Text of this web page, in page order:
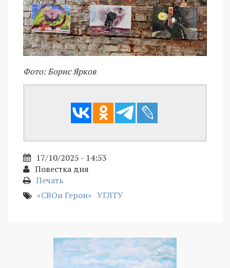
Фото: Борис Ярков
17/10/2025 - 14:53
Повестка дня
Печать
«СВОи Герои» УГЛТУ